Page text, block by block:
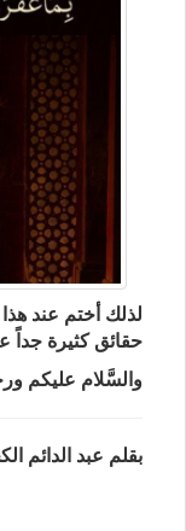
لذلك أختم عند
حقائق كثيرة جداً
والسَّلام عليكم
بقلم عبد الدائم